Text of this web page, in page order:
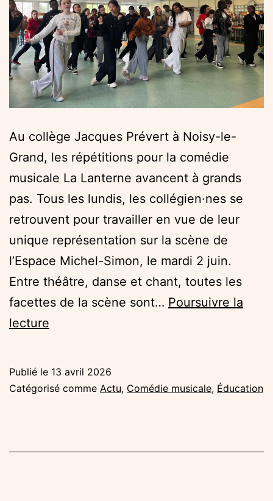
Au collège Jacques Prévert à Noisy-le-
Grand, les répétitions pour la comédie
musicale La Lanterne avancent à grands
pas. Tous les lundis, les collégien·nes se
retrouvent pour travailler en vue de leur
unique représentation sur la scène de
l’Espace Michel-Simon, le mardi 2 juin.
Entre théâtre, danse et chant, toutes les
facettes de la scène sont… Poursuivre la
lecture
vie
Publié le 13 avril 2026
Catégorisé comme Actu, Comédie musicale, Éducation